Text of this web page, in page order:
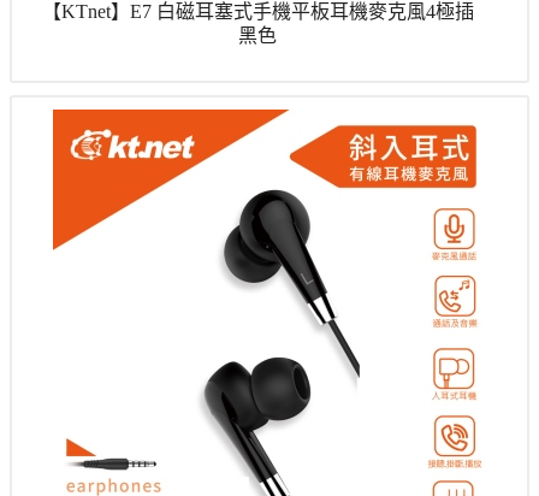
【KTnet】E7 白磁耳塞式手機平板耳機麥克風4極插
黑色